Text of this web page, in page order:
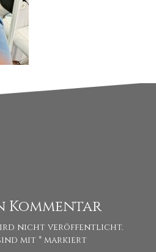
Kommentar
wird nicht veröffentlicht.
mit * markiert